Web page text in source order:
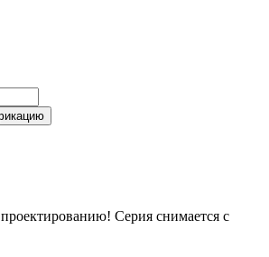
Серия снимается с